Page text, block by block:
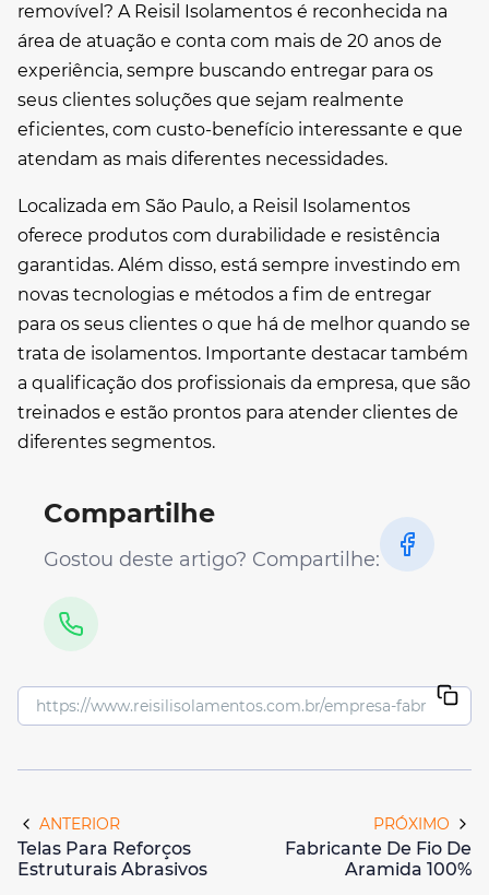
removível ? A Reisil Isolamentos é reconhecida na
área de atuação e conta com mais de 20 anos de
experiência, sempre buscando entregar para os
seus clientes soluções que sejam realmente
eficientes, com custo-benefício interessante e que
atendam as mais diferentes necessidades.
Localizada em São Paulo, a Reisil Isolamentos
oferece produtos com durabilidade e resistência
garantidas. Além disso, está sempre investindo em
novas tecnologias e métodos a fim de entregar
para os seus clientes o que há de melhor quando se
trata de isolamentos. Importante destacar também
a qualificação dos profissionais da empresa, que são
treinados e estão prontos para atender clientes de
diferentes segmentos.
Compartilhe
Gostou deste artigo? Compartilhe:
ANTERIOR
Telas Para Reforços
Estruturais Abrasivos
PRÓXIMO
Fabricante De Fio De
Aramida 100%